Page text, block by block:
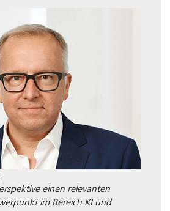
einen relevanten
im Bereich KI und